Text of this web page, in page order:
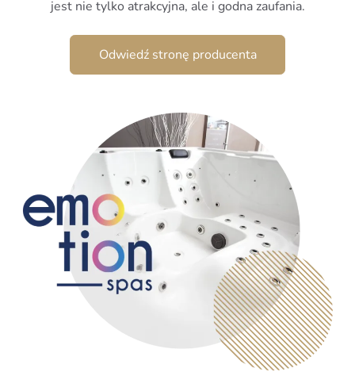
jest nie tylko atrakcyjna, ale i godna zaufania.
Odwiedź stronę producenta